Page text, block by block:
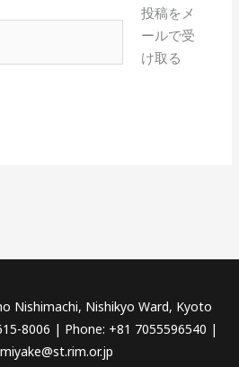
投稿をメ
ールで受
け取る
Nishimachi, Nishikyo Ward, Kyoto
8006 | Phone: +81 7055596540 |